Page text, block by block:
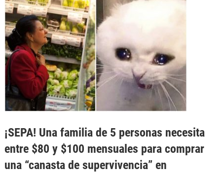
¡SEPA! Una familia de 5 personas necesita
entre $80 y $100 mensuales para comprar
una “canasta de supervivencia” en